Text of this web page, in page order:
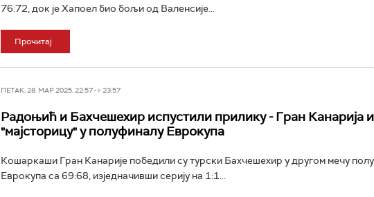
76:72, док је Хапоел био бољи од Валенсије...
Прочитај
ПЕТАК, 28. МАР 2025, 22:57 -> 23:57
Радоњић и Бахчешехир испустили прилику - Гран Канарија
"мајсторицу" у полуфиналу Еврокупа
Кошаркаши Гран Канарије победили су турски Бахчешехир у другом мечу
Еврокупа са 69:68, изједначивши серију на 1:1...